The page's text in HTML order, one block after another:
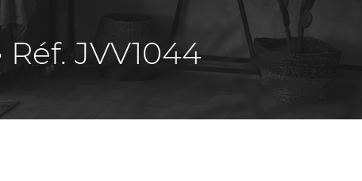
Réf. JVV1044